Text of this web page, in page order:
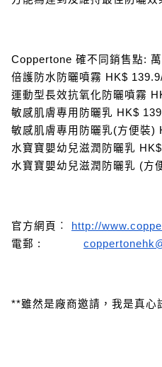
Coppertone 確不同銷售點:
倍護防水防曬噴霧 HK$
運動型長效抗氧化防曬噴霧
敏感肌膚專用防曬乳 HK$
敏感肌膚專用防曬乳(方便裝)
水寶寶嬰幼兒滋潤防曬乳
水寶寶嬰幼兒滋潤防曬乳 (方
官方網頁︰
http://
電郵 :
**雖然是廠商邀請，我是真心